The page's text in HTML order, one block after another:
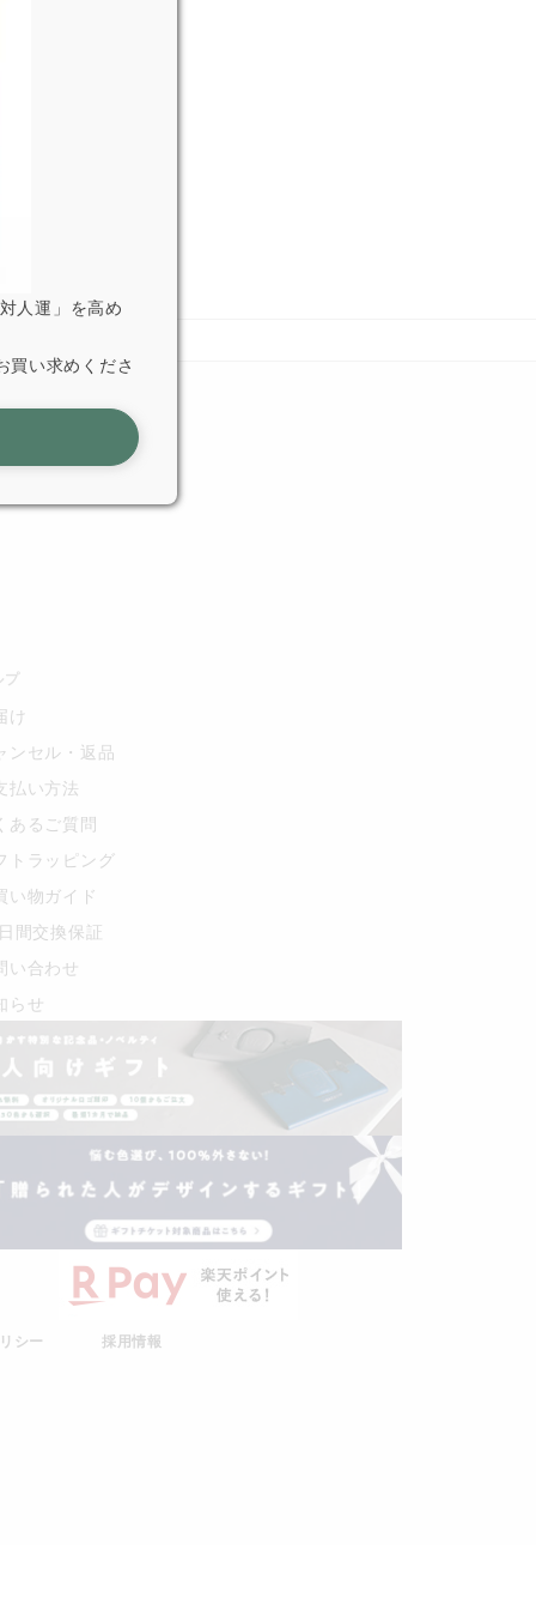
プ
け
ンセル・返品
払い方法
あるご質問
トラッピング
い物ガイド
間交換保証
い合わせ
らせ
シー 採用情報
人運」を高め
買い求めくださ